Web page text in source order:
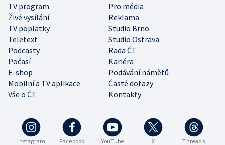
Instagram Facebook YouTube X Threads
TV program
Pro média
Živé vysílání
Reklama
TV poplatky
Studio Brno
Teletext
Studio Ostrava
Podcasty
Rada ČT
Počasí
Kariéra
E-shop
Podávání námětů
Mobilní a TV aplikace
Časté dotazy
Vše o ČT
Kontakty